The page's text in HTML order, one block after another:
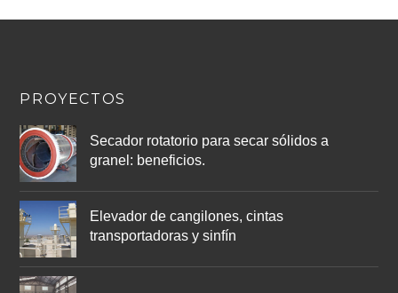
PROYECTOS
Secador rotatorio para secar sólidos a
granel: beneficios.
Elevador de cangilones, cintas
transportadoras y sinfín